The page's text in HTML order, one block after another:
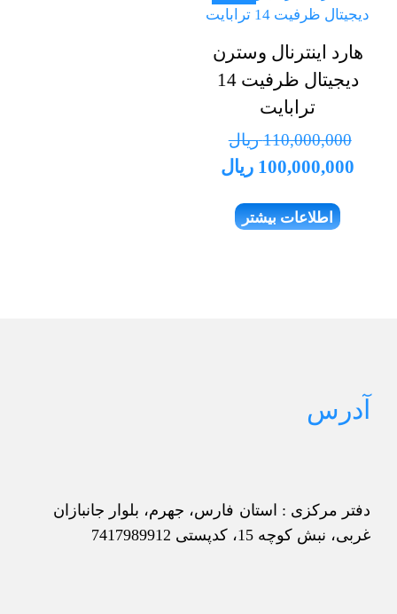
هارد اینترنال وسترن
دیجیتال ظرفیت 14
ترابایت
110,000,000 ریال
قیمت
110,000,000 ریال
100,000,000 ریالقیمت
اطلاعات بیشتر
آدرس
دفتر مرکزی : استان فارس، جهرم، بلوار جانبازان
غربی، نبش کوچه 15، کدپستی 7417989912